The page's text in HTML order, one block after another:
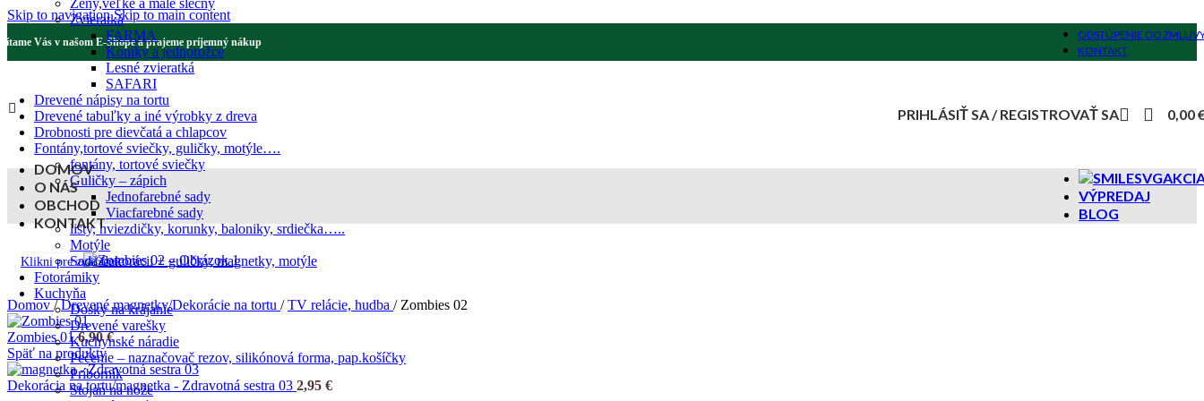
Skip to navigationSkip to main content
Vás v našom E-Shope a prajeme príjemný nákup
ODSTÚPENIE OD
KONTAKT
Zvieratká
FARMA
Koníky a jednorožce
Lesné zvieratká
SAFARI
Drevené nápisy na tortu
Drevené tabuľky a iné výrobky z dreva
Drobnosti pre dievčatá a chlapcov
Fontány,tortové sviečky, guličky, motýle….
fontány, tortové sviečky
Guličky – zápich
Jednofarebné sady
Viacfarebné sady
listy, hviezdičky, korunky, baloniky, srdiečka…..
Motýle
Sada dekorácii + guličky, magnetky, motýle
Fotorámiky
Kuchyňa
Dosky na krájanie
Drevené varešky
Kuchynské náradie
Pečenie – naznačovač rezov, silikónová forma, pap.košíčky
Príborník
Stojan na nože
PRIHLÁSIŤ SA / REGISTROVAŤ SA 0,00
DOMOV
O NÁS
OBCHOD
KONTAKT
VÝPREDAJ
BLOG
Klikni pre zväčšenie
Domov/ Drevené magnetky/Dekorácie na tortu / TV relácie, hudba / Zombies 02
Zombies 016,90€
Späť na produkty
Dekorácia na tortu/magnetka - Zdravotná sestra 03 2,95 €